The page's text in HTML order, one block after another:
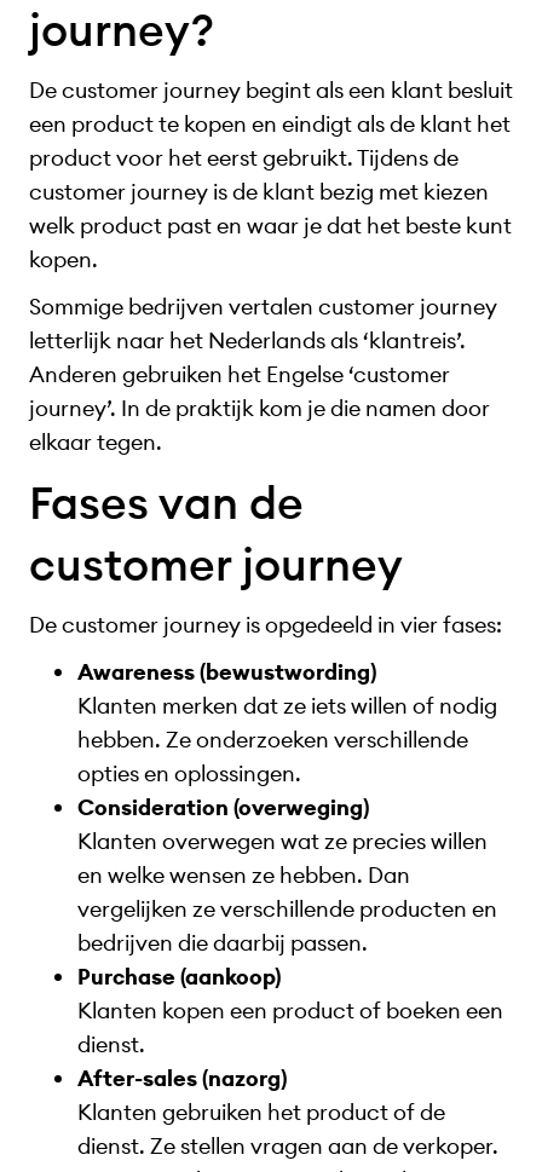
journey?
De customer journey begint als een klant besluit
een product te kopen en eindigt als de klant het
product voor het eerst gebruikt. Tijdens de
customer journey is de klant bezig met kiezen
welk product past en waar je dat het beste kunt
kopen.
Sommige bedrijven vertalen customer journey
letterlijk naar het Nederlands als ‘klantreis’.
Anderen gebruiken het Engelse ‘customer
journey’. In de praktijk kom je die namen door
elkaar tegen.
Fases van de
customer journey
De customer journey is opgedeeld in vier fases:
Awareness (bewustwording)
Klanten merken dat ze iets willen of nodig
hebben. Ze onderzoeken verschillende
opties en oplossingen.
Consideration (overweging)
Klanten overwegen wat ze precies willen
en welke wensen ze hebben. Dan
vergelijken ze verschillende producten en
bedrijven die daarbij passen.
Purchase (aankoop)
Klanten kopen een product of boeken een
dienst.
After-sales (nazorg)
Klanten gebruiken het product of de
dienst. Ze stellen vragen aan de verkoper.